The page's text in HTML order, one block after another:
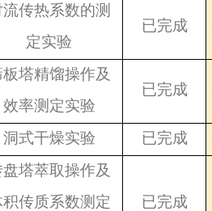
传热系数的测
定实验
已完成
塔精馏操作及
效率测定实验
已完成
洞式干燥实验 已完成
塔萃取操作及
传质系数测定
已完成